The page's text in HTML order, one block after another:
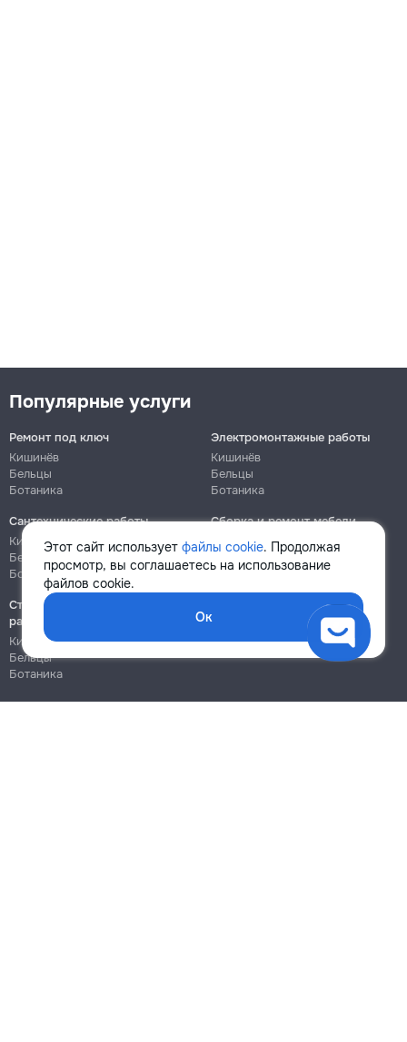
Этот сайт использует файлы cookie. Продолжая
просмотр, вы соглашаетесь на использование
файлов cookie.
Ок
Популярные услуги
Ремонт под ключ
Кишинёв
Бельцы
Ботаника
Электромонтажные работы
Кишинёв
Бельцы
Ботаника
Сантехнические работы
Кишинёв
Бельцы
Ботаника
Сборка и ремонт мебели
Кишинёв
Ботаника
Строительно-монтажные
работы
Кишинёв
Бельцы
Ботаника